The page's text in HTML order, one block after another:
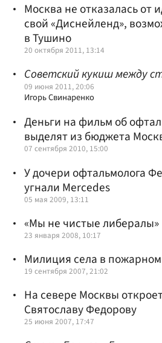
Москва не отказалась от
свой «Диснейленд»,
в Тушино
20 октября 2011, 13:14
Советский кукиш между
09 июня 2011, 20:06
Игорь Свинаренко
Деньги на фильм об
выделят из бюджета
07 сентября 2010, 15:00
У дочери офтальмолога
угнали Mercedes
05 мая 2009, 13:11
«Мы не чистые либералы»
23 января 2008, 10:17
Милиция села в
19 сентября 2007, 21:02
На севере Москвы
Святославу Федорову
25 июня 2007, 17:47